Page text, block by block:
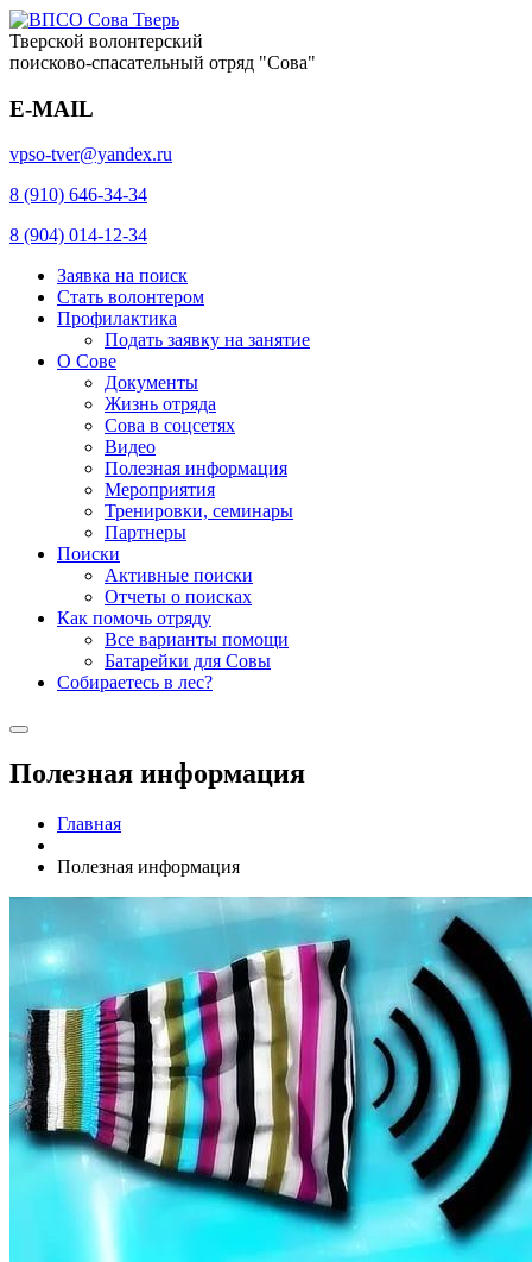
Тверской волонтерский
поисково-спасательный отряд "Сова"
E-MAIL
vpso-tver@yandex.ru
8 (910) 646-34-34
8 (904) 014-12-34
Заявка на поиск
Стать волонтером
Профилактика
Подать заявку на занятие
О Сове
Документы
Жизнь отряда
Сова в соцсетях
Видео
Полезная информация
Мероприятия
Тренировки, семинары
Партнеры
Поиски
Активные поиски
Отчеты о поисках
Как помочь отряду
Все варианты помощи
Батарейки для Совы
Собираетесь в лес?
Полезная информация
Главная
Полезная информация